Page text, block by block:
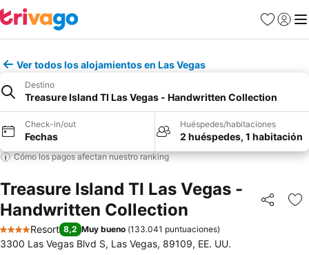
Favoritos
Iniciar
Ver todos los alojamientos en Las Vegas
Destino
Treasure Island TI Las Vegas - Handwritten Collection
Check-in/out
Fechas
Huéspedes/habitaciones
2 huéspedes, 1 habitación
Cómo los pagos afectan nuestro ranking
Treasure Island TI Las Vegas -
Handwritten Collection
Compartir
4 Estrellas
Resort 8,2 Muy bueno (133.041 puntuaciones)
3300 Las Vegas Blvd S, Las Vegas, 89109, EE. UU.